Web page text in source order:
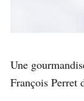
Une
François Perret